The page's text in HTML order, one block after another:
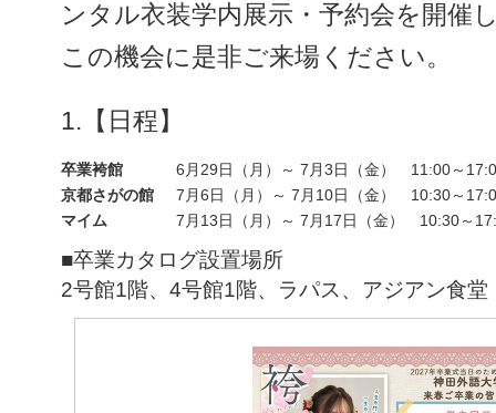
ンタル衣装学内展示・予約会を開催
この機会に是非ご来場ください。
1.【日程】
卒業袴館
6月29日（月）～ 7月3日（金） 11:00～
京都さがの館
7月6日（月）～ 7月10日（金） 10:30～
マイム
7月13日（月）～ 7月17日（金） 10:30～
■卒業カタログ設置場所
2号館1階、4号館1階、ラパス、アジアン食堂